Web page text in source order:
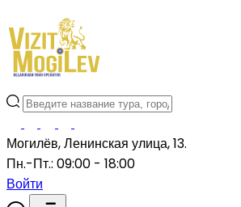
Могилёв, Ленинская улица, 13.
Пн.-Пт.: 09:00 - 18:00
Войти